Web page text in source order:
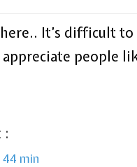
here.. It’s difficult
people
:
44 min